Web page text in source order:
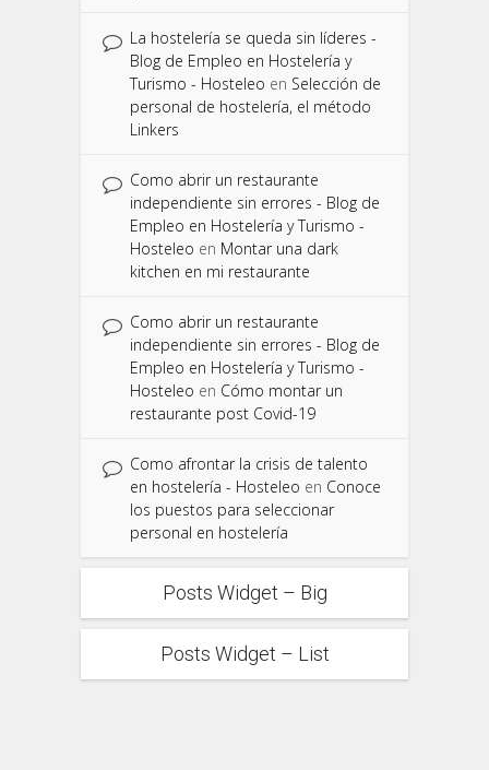
La hostelería se queda sin líderes -
Blog de Empleo en Hostelería y
Turismo - Hosteleo en Selección de
personal de hostelería, el método
Linkers
Como abrir un restaurante
independiente sin errores - Blog de
Empleo en Hostelería y Turismo -
Hosteleo en Montar una dark
kitchen en mi restaurante
Como abrir un restaurante
independiente sin errores - Blog de
Empleo en Hostelería y Turismo -
Hosteleo en Cómo montar un
restaurante post Covid-19
Como afrontar la crisis de talento
en hostelería - Hosteleo en Conoce
los puestos para seleccionar
personal en hostelería
Posts Widget – Big
Posts Widget – List